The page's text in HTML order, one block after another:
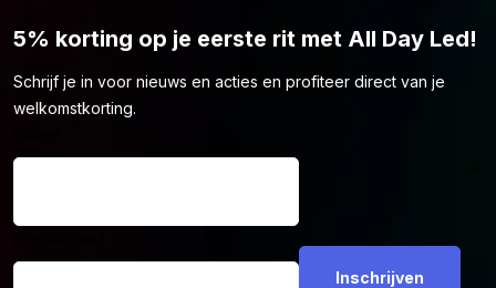
5% korting op je eerste rit met All Day Led!
Schrijf je in voor nieuws en acties en profiteer direct van je
welkomstkorting.